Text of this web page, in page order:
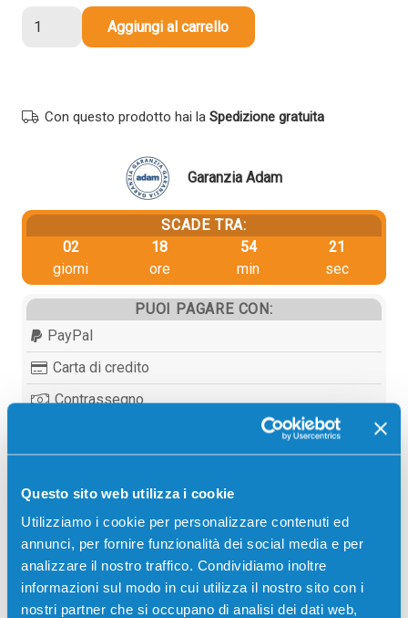
Questo sito web utilizza i cookie
Utilizziamo i cookie per personalizzare contenuti ed
annunci, per fornire funzionalità dei social media e per
analizzare il nostro traffico. Condividiamo inoltre
informazioni sul modo in cui utilizza il nostro sito con i
nostri partner che si occupano di analisi dei dati web,
quantità
Aggiungi al carrello
Con questo prodotto hai la Spedizione gratuita
Garanzia Adam
SCADE TRA:
02
giorni
18
ore
54
min
20
sec
PUOI PAGARE CON:
PayPal
Carta di credito
Contrassegno
Descrizione
Toner Xerox 106R03476 originale NERO 2500 pagine
per Stampanti: Xerox WORKCENTRE 6515